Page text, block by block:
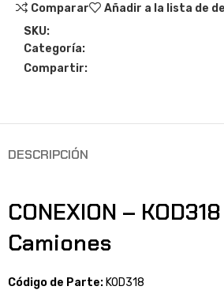
Comparar
Añadir a la lista de
SKU:
Categoría:
Compartir:
DESCRIPCIÓN
CONEXION –
Camiones
Código de Parte: KOD318